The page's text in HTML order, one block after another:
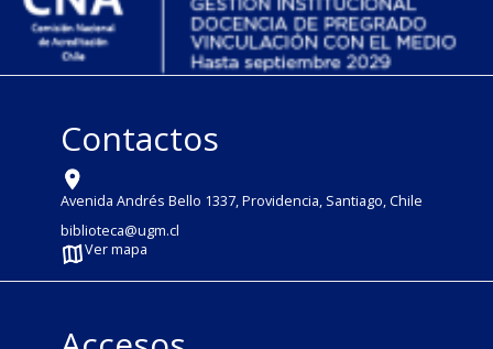
Contactos
Avenida Andrés Bello 1337, Providencia, Santiago, Chile
biblioteca@ugm.cl
Ver mapa